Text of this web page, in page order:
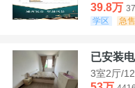
39.8万
学区
急售
3室2厅/